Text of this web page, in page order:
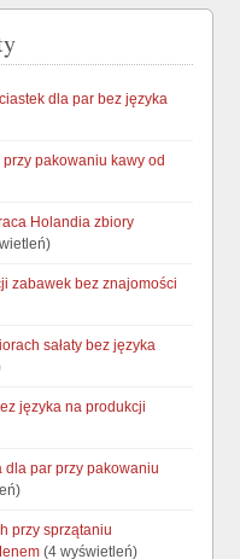
dla par bez języka
pakowaniu kawy od
Holandia zbiory
zabawek bez znajomości
sałaty bez języka
języka na produkcji
dla par przy pakowaniu
przy sprzątaniu
(4 wyświetleń)